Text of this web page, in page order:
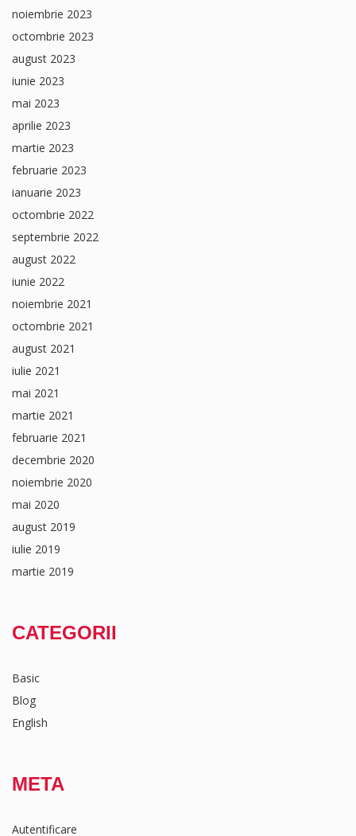
noiembrie 2023
octombrie 2023
august 2023
iunie 2023
mai 2023
aprilie 2023
martie 2023
februarie 2023
ianuarie 2023
octombrie 2022
septembrie 2022
august 2022
iunie 2022
noiembrie 2021
octombrie 2021
august 2021
iulie 2021
mai 2021
martie 2021
februarie 2021
decembrie 2020
noiembrie 2020
mai 2020
august 2019
iulie 2019
martie 2019
CATEGORII
Basic
Blog
English
META
Autentificare